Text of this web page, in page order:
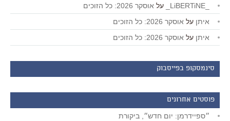
על אוסקר 2026: כל הזוכים
איתן על אוסקר 2026: כל הזוכים
איתן על אוסקר 2026: כל הזוכים
סינמסקופ בפייסבוק
פוסטים אחרונים
״ספיידרמן: יום חדש״, ביקורת